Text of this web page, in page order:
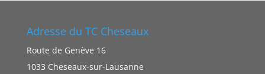
Adresse du TC Cheseaux
Route de Genève 16
1033 Cheseaux-sur-Lausanne